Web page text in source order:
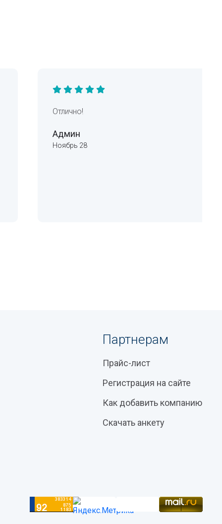
Отлично!
Админ
Ноябрь 28
Партнерам
Прайс-лист
Регистрация на сайте
Как добавить компанию
Скачать анкету